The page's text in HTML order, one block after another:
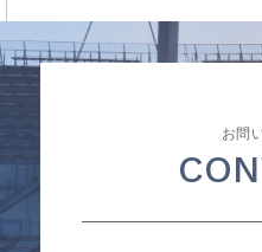
お問